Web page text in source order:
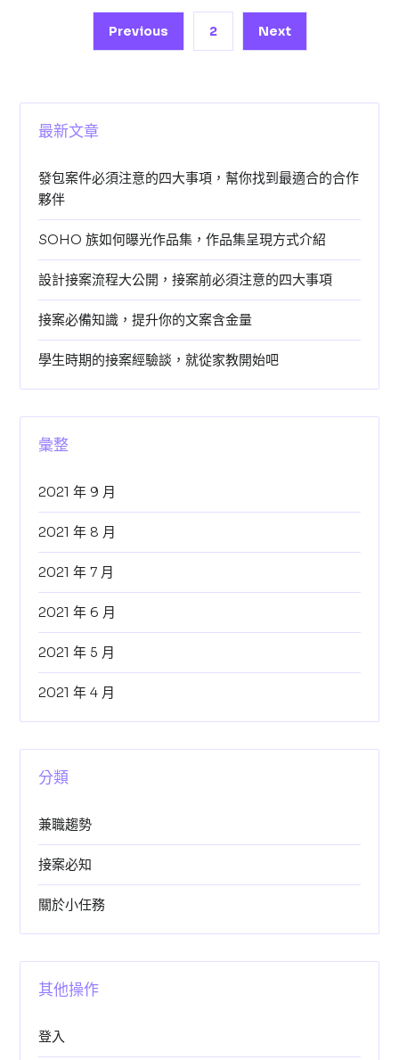
覽
Previous 2 Next
最新文章
發包案件必須注意的四大事項，幫你找到最適合的合作
夥伴
SOHO 族如何曝光作品集，作品集呈現方式介紹
設計接案流程大公開，接案前必須注意的四大事項
接案必備知識，提升你的文案含金量
學生時期的接案經驗談，就從家教開始吧
彙整
2021 年 9 月
2021 年 8 月
2021 年 7 月
2021 年 6 月
2021 年 5 月
2021 年 4 月
分類
兼職趨勢
接案必知
關於小任務
其他操作
登入